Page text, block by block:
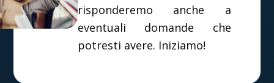
risponderemo anche a
eventuali domande che
potresti avere. Iniziamo!